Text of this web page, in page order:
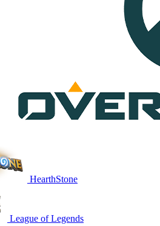
HearthStone
League of Legends